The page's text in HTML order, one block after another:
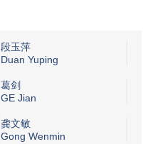
段玉萍
Duan Yuping
葛剑
GE Jian
龚文敏
Gong Wenmin